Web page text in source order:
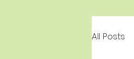
All Posts